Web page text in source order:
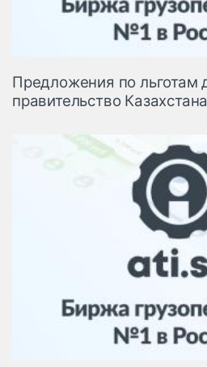
Предложения по льготам
правительство